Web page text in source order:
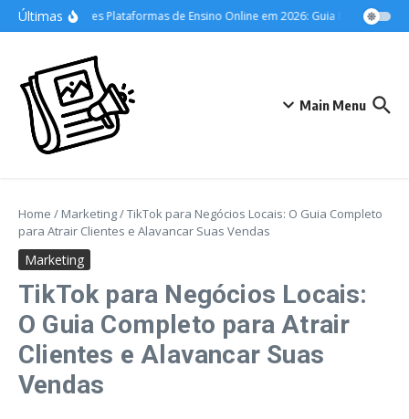
Ir para o conteúdo
Últimas
As Melhores Plataformas de Ensino Online em 2026: Guia Definitivo
Main Menu
Home / Marketing/TikTok para Negócios Locais: O Guia Completo
para Atrair Clientes e Alavancar Suas Vendas
Marketing
TikTok para Negócios Locais:
O Guia Completo para Atrair
Clientes e Alavancar Suas
Vendas